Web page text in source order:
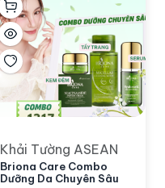
Khải Tường ASEAN
Briona Care Combo
Dưỡng Da Chuyên Sâu